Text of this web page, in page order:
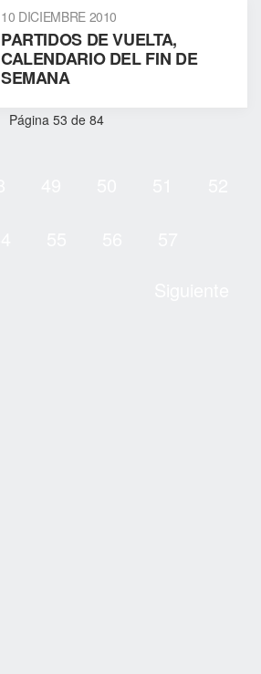
10 DICIEMBRE 2010
PARTIDOS DE VUELTA,
CALENDARIO DEL FIN DE
SEMANA
Página 53 de 84